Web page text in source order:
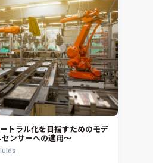
トラル化を目指すためのモデ
ンサーへの適用～